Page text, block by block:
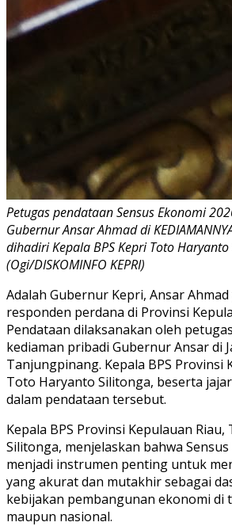
Petugas pendataan Sensus Ekonomi
Gubernur Ansar Ahmad di
dihadiri Kepala BPS Kepri Toto
(Ogi/DISKOMINFO KEPRI)
Adalah Gubernur Kepri, Ansar
responden perdana di Provinsi
Pendataan dilaksanakan oleh
kediaman pribadi Gubernur Ansar di
Tanjungpinang. Kepala BPS Provinsi
Toto Haryanto Silitonga, beserta
dalam pendataan tersebut.
Kepala BPS Provinsi Kepulauan
Silitonga, menjelaskan bahwa
menjadi instrumen penting untuk
yang akurat dan mutakhir sebagai
kebijakan pembangunan ekonomi di
maupun nasional.